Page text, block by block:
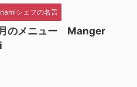
シェフの名言
のメニュー Manger